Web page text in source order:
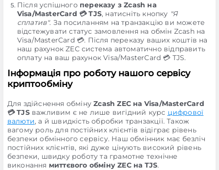
Після успішного переказу з Zcash на
Visa/MasterCard 💳 TJS, натисніть кнопку "Я
сплатив". За посиланням на транзакцію ви можете
відстежувати статус замовлення на обмін Zcash на
Visa/MasterCard 💳. Після переказу ваших коштів на
наш рахунок ZEC система автоматично відправить
оплату на ваш рахунок Visa/MasterCard 💳 TJS.
Інформація про роботу нашого сервісу
криптообміну
Для здійснення обмінуZcash ZEC на Visa/MasterCard
💳 TJSважливим є не лише вигідний курс цифрової
валюти, а й швидкість обробки транзакції. Також
вагому роль для постійних клієнтів відіграє рівень
безпеки обмінного сервісу. Наш обмінник має безліч
постійних клієнтів, які дуже цінують високий рівень
безпеки, швидку роботу та грамотне технічне
виконання миттєвого обміну ZEC на TJS.